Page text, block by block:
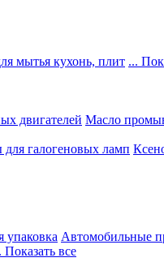
мытья кухонь, плит ...
двигателей Масло
для галогеновых ламп
упаковка Автомобильные
Показать все